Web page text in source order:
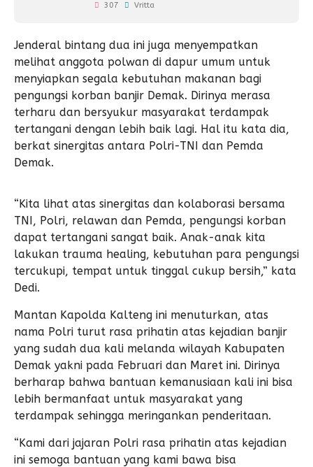
307 Vritta
Jenderal bintang dua ini juga menyempatkan
melihat anggota polwan di dapur umum untuk
menyiapkan segala kebutuhan makanan bagi
pengungsi korban banjir Demak. Dirinya merasa
terharu dan bersyukur masyarakat terdampak
tertangani dengan lebih baik lagi. Hal itu kata dia,
berkat sinergitas antara Polri-TNI dan Pemda
Demak.
“Kita lihat atas sinergitas dan kolaborasi bersama
TNI, Polri, relawan dan Pemda, pengungsi korban
dapat tertangani sangat baik. Anak-anak kita
lakukan trauma healing, kebutuhan para pengungsi
tercukupi, tempat untuk tinggal cukup bersih,” kata
Dedi.
Mantan Kapolda Kalteng ini menuturkan, atas
nama Polri turut rasa prihatin atas kejadian banjir
yang sudah dua kali melanda wilayah Kabupaten
Demak yakni pada Februari dan Maret ini. Dirinya
berharap bahwa bantuan kemanusiaan kali ini bisa
lebih bermanfaat untuk masyarakat yang
terdampak sehingga meringankan penderitaan.
“Kami dari jajaran Polri rasa prihatin atas kejadian
ini semoga bantuan yang kami bawa bisa